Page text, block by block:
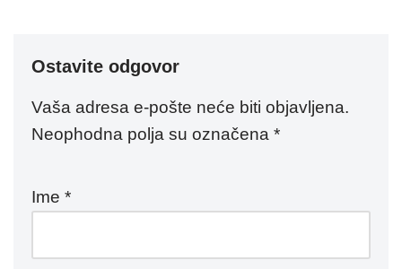
Ostavite odgovor
Vaša adresa e-pošte neće biti objavljena.
Neophodna polja su označena *
Ime *